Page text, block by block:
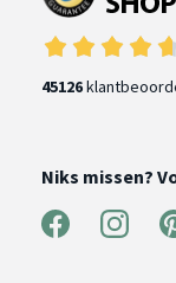
45126
Niks missen?